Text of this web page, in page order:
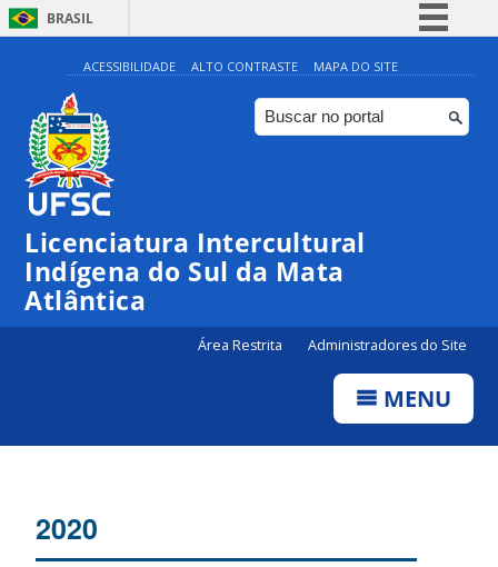
BRASIL
Simplifique!
Comunica BR
Participe
Canais
ACESSIBILIDADE ALTO CONTRASTE MAPA DO SITE
Licenciatura Intercultural
Indígena do Sul da Mata
Atlântica
Área Restrita Administradores do Site
MENU
2020